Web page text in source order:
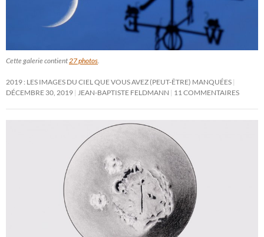
Cette galerie contient 27 photos
2019 : LES IMAGES DU CIEL QUE VOUS AVEZ (PEUT-ÊTRE) MANQUÉES
DÉCEMBRE 30, 2019
JEAN-BAPTISTE FELDMANN 11 COMMENTAIRES